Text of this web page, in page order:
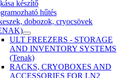
készítő
hűtés
dobozok, cryocsövek
ULT FREEZERS - STORAGE
AND INVENTORY SYSTEMS
(Tenak)
RACKS, CRYOBOXES AND
ACCESSORIES FOR LN2